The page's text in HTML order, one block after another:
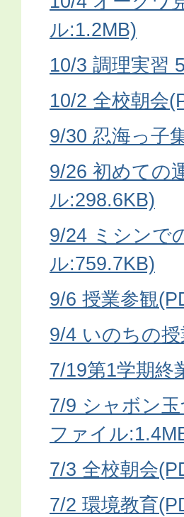
ル:1.2MB)
10/3 調理実習
10/2 全校朝会
9/30 忍海っ子
9/26 初めての
ル:298.6KB)
9/24 ミシンで
ル:759.7KB)
9/6 授業参観
9/4 いのちの
7/19第1学期終
7/9 シャボン
ファイル
7/3 全校朝会
7/2 環境教育